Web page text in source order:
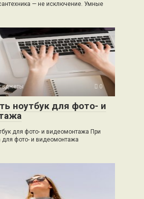
— не исключение. Умные
0
ноутбук для фото- и
для фото- и видеомонтажа При
для фото- и видеомонтажа